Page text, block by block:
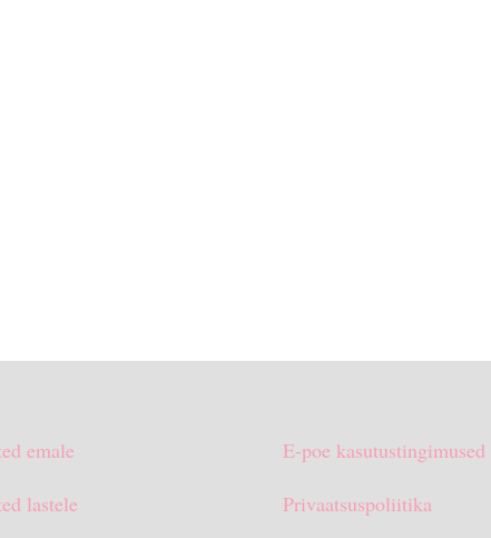
emale
lastele
E-poe kasutustingimused
Privaatsuspoliitika